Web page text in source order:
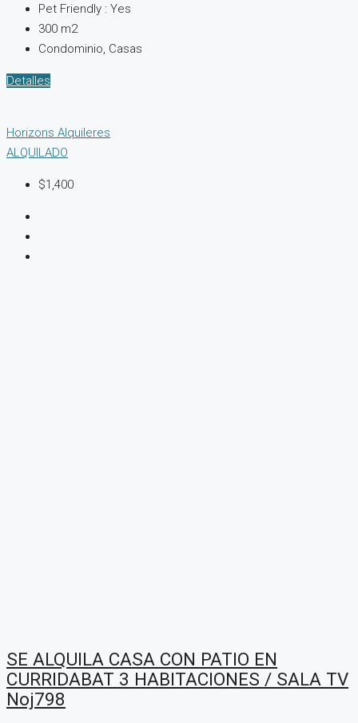
Pet Friendly : Yes
300 m2
Condominio, Casas
Detalles
Horizons Alquileres
ALQUILADO
$1,400
SE ALQUILA CASA CON PATIO EN
CURRIDABAT 3 HABITACIONES / SALA TV
Noj798